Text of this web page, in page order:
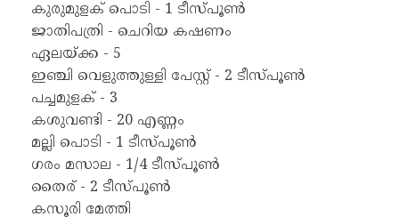
കുരുമുളക് പൊടി - 1 ടീസ്‌പൂൺ
ജാതിപത്രി - ചെറിയ കഷണം
ഏലയ്ക്ക - 5
ഇഞ്ചി വെളുത്തുള്ളി പേസ്റ്റ് - 2 ടീസ്‌പൂൺ
പച്ചമുളക് - 3
കശുവണ്ടി - 20 എണ്ണം
മല്ലി പൊടി - 1 ടീസ്‌പൂൺ
ഗരം മസാല - 1/4 ടീസ്‌പൂൺ
തൈര് - 2 ടീസ്‌പൂൺ
കസൂരി മേത്തി